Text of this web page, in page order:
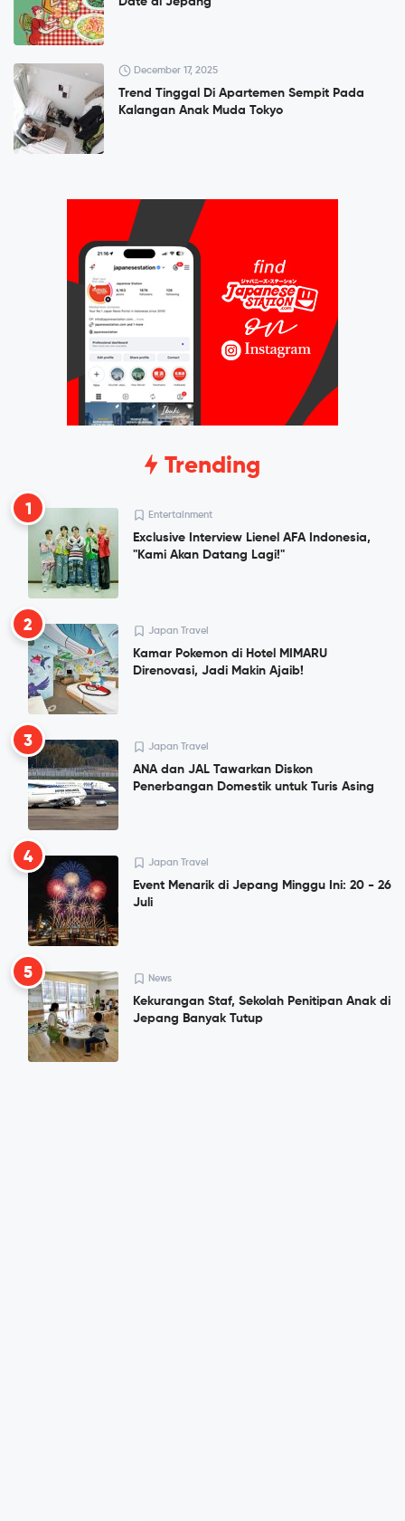
December 17, 2025
Trend Tinggal Di Apartemen Sempit Pada
Kalangan Anak Muda Tokyo
Trending
1 Entertainment
Exclusive Interview Lienel AFA Indonesia,
"Kami Akan Datang Lagi!"
2 Japan Travel
Kamar Pokemon di Hotel MIMARU
Direnovasi, Jadi Makin Ajaib!
3 Japan Travel
ANA dan JAL Tawarkan Diskon
Penerbangan Domestik untuk Turis Asing
4 Japan Travel
Event Menarik di Jepang Minggu Ini: 20 - 26
Juli
5 News
Kekurangan Staf, Sekolah Penitipan Anak di
Jepang Banyak Tutup